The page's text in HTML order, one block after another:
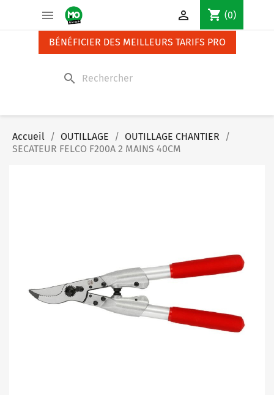
 shopping_cart (0)

BÉNÉFICIER DES MEILLEURS TARIFS PRO
search
Accueil OUTILLAGE
OUTILLAGE CHANTIER
SECATEUR FELCO F200A 2 MAINS 40CM
Panneau de gestion des cookies